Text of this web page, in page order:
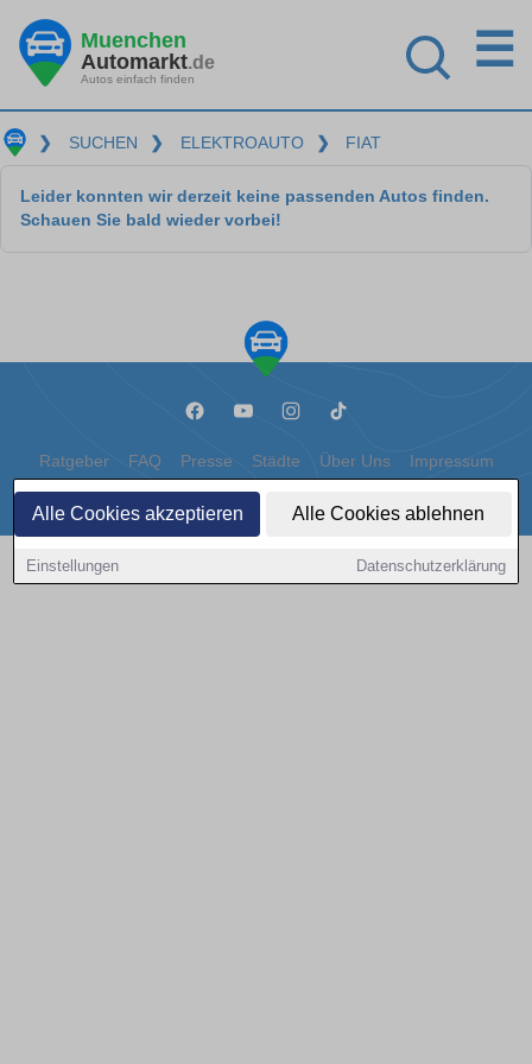
Alle Cookies akzeptieren Alle Cookies ablehnen
Einstellungen Datenschutzerklärung
Muenchen
Automarkt.de
Autos einfach finden
☰
❯ SUCHEN ❯ ELEKTROAUTO ❯ FIAT
Leider konnten wir derzeit keine passenden Autos finden.
Schauen Sie bald wieder vorbei!
Ratgeber FAQ Presse Städte Über Uns Impressum
Datenschutz Cookies
Copyright © 2000 - 2026 | 1A Infosysteme GmbH | Content by: 1a-sites-autos